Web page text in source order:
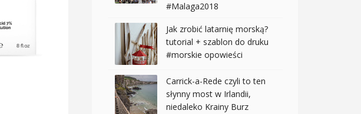
#Malaga2018
Jak zrobić latarnię morską?
tutorial + szablon do druku
#morskie opowieści
Carrick-a-Rede czyli to ten
słynny most w Irlandii,
niedaleko Krainy Burz